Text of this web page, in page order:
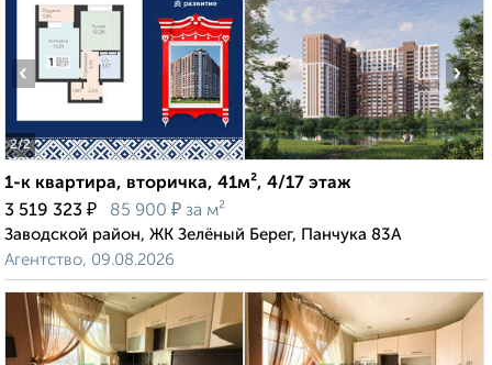
2/2
‹ ›
1-к квартира, вторичка, 41м², 4/17 этаж
3 519 323 ₽ 85 900 ₽ за м²
Заводской район, ЖК Зелёный Берег, Панчука 83А
Агентство, 09.08.2026